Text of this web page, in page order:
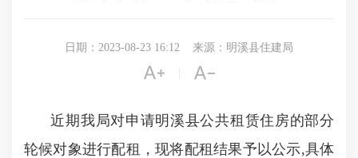
日期：2023-08-23 16:12 来源：明溪县住建局
 
近期我局对申请明溪县公共租赁住房的部分
轮候对象进行配租，现将配租结果予以公示,具体